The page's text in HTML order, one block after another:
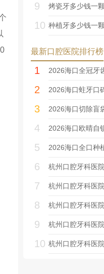
9
10
最新口腔医院排行榜
1
2
3
4
5
6
7
8
9
10